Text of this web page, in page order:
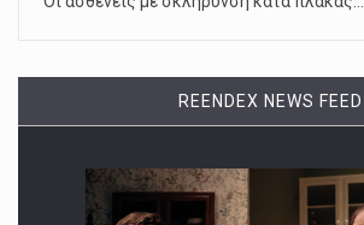
REENDEX NEWS FEED